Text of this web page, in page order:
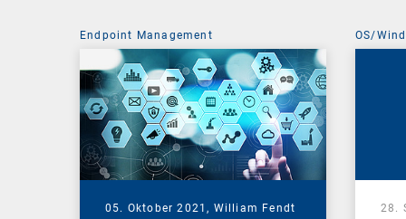
Endpoint Management
05. Oktober 2021, William Fendt
OS/
28.